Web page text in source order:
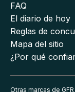
FAQ
El diario de hoy
Reglas de
Mapa del sitio
¿Por qué
Otras marcas de